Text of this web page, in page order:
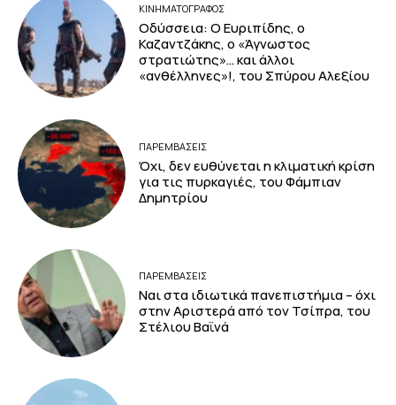
ΚΙΝΗΜΑΤΟΓΡΆΦΟΣ
Οδύσσεια: Ο Ευριπίδης, ο
Καζαντζάκης, ο «Άγνωστος
στρατιώτης»… και άλλοι
«ανθέλληνες»!, του Σπύρου Αλεξίου
ΠΑΡΕΜΒΑΣΕΙΣ
Όχι, δεν ευθύνεται η κλιματική κρίση
για τις πυρκαγιές, του Φάμπιαν
Δημητρίου
ΠΑΡΕΜΒΑΣΕΙΣ
Ναι στα ιδιωτικά πανεπιστήμια – όχι
στην Αριστερά από τον Τσίπρα, του
Στέλιου Βαϊνά